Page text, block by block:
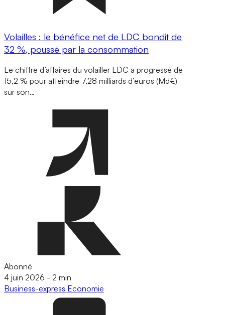
Volailles : le bénéfice net de LDC bondit de
32 %, poussé par la consommation
Le chiffre d’affaires du volailler LDC a progressé de
15,2 % pour atteindre 7,28 milliards d’euros (Md€)
sur son…
Abonné
4 juin 2026 - 2 min
Business-express Economie